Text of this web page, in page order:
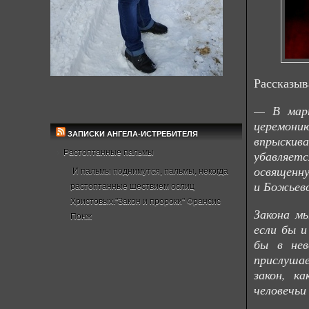
ЗАПИСКИ АНГЕЛА-ИСТРЕБИТЕЛЯ
Растоптанные пальмы
И пальмы поднимутся, пальмы, некогда
растоптанные шествием ослиц
Христовых."Закон и пророки" Франсис
Понж
— В
и
Закона
если бы и
бы в
закон,